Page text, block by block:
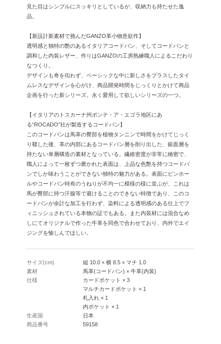
見た目はシンプルにスッキリとしているが、収納力も持たせた逸
品。
【新設計新素材で挑んだGANZO革小物意欲作】
透明感と独特の艶のあるイタリアコードバン、そしてコードバンと
調和した内装レザー、作りはGANZOの工房熟練職人によるこだわり
なつくり。
デザインも奇を衒わず、ベーシックな中に新しさをプラスしたタイ
ムレスなデザインを心がけ、商品開発時間をじっくりとかけて商品
企画を行った新シリーズ。永く愛用して欲しいシリーズの一つ。
【イタリアのトスカーナ州ポンテ・ア・エゴラ地区にあ
る“ROCADO”社が製造するコードバン】
このコードバンは馬革の臀部を植物タンニンで時間をかけてじっく
り鞣した後、革の内部にあるコードバン層を削り出した、銀面層を
持たない単層構造の素材となっている。繊維密度が非常に緻密で、
職人によって一枚ずつ磨かれた表面は、上品な色艶を持つコードバ
ンでしか味わうことができない独特の魅力がある。表面にピンホー
ルやコードバン特有のうねりが不均一に模様の様に並ぶが、これは
馬が臀部に持つ汗腺等で避けることのできない特徴であり、このコ
ードバンが余計な加工を行わず、染料による透明感のある仕上でフ
ィニッシュされている本物の証でもある。また内装材には混合なめ
しにてオリジナルで作った牛革を同色で合わせており、内外でエイ
ジングを愉しんでほしい。
サイズ(cm)
縦 10.0 × 横 8.5 × マチ 1.0
素材
馬革(コードバン) × 牛革(内装)
仕様
カードポケット × 3
マルチカードポケット × 1
札入れ × 1
内ポケット × 1
生産国
日本
商品番号
59158